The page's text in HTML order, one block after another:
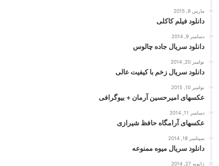
مارس 6, 2015
دانلود فیلم کاکلی
دسامبر 9, 2014
دانلود سریال جاده چالوس
نوامبر 20, 2014
دانلود سریال زخم با کیفیت عالی
نوامبر 10, 2015
عکسهای امیرحسین آرمان + بیوگرافی
دسامبر 11, 2014
عکسهای آرامگاه حافظ شیرازی
سپتامبر 18, 2014
دانلود سریال میوه ممنوعه
ژانویه 27, 2014